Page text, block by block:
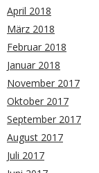
April 2018
März 2018
Februar 2018
Januar 2018
November 2017
Oktober 2017
September 2017
August 2017
Juli 2017